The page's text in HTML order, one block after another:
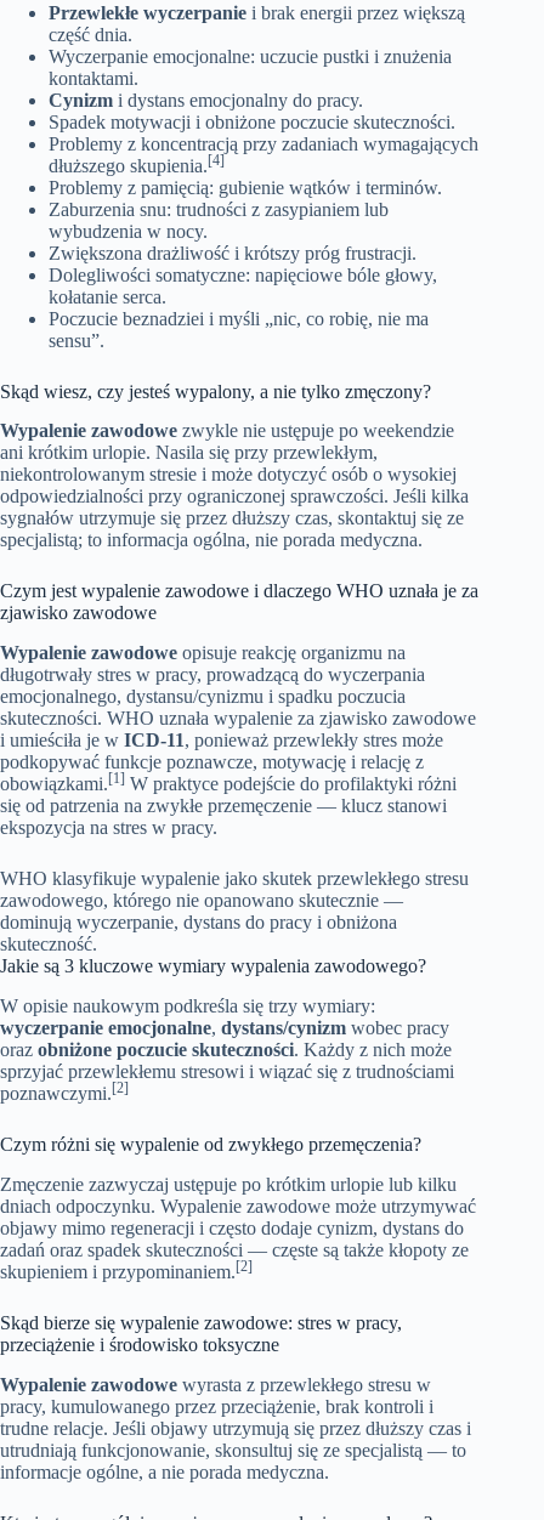
Przewlekłe wyczerpanie i brak energii przez większą
część dnia.
Wyczerpanie emocjonalne: uczucie pustki i znużenia
kontaktami.
Cynizm i dystans emocjonalny do pracy.
Spadek motywacji i obniżone poczucie skuteczności.
Problemy z koncentracją przy zadaniach wymagających
dłuższego skupienia.[4]
Problemy z pamięcią: gubienie wątków i terminów.
Zaburzenia snu: trudności z zasypianiem lub
wybudzenia w nocy.
Zwiększona drażliwość i krótszy próg frustracji.
Dolegliwości somatyczne: napięciowe bóle głowy,
kołatanie serca.
Poczucie beznadziei i myśli „nic, co robię, nie ma
sensu”.
Skąd wiesz, czy jesteś wypalony, a nie tylko zmęczony?
Wypalenie zawodowe zwykle nie ustępuje po weekendzie
ani krótkim urlopie. Nasila się przy przewlekłym,
niekontrolowanym stresie i może dotyczyć osób o wysokiej
odpowiedzialności przy ograniczonej sprawczości. Jeśli kilka
sygnałów utrzymuje się przez dłuższy czas, skontaktuj się ze
specjalistą; to informacja ogólna, nie porada medyczna.
Czym jest wypalenie zawodowe i dlaczego WHO uznała je za
zjawisko zawodowe
Wypalenie zawodowe opisuje reakcję organizmu na
długotrwały stres w pracy, prowadzącą do wyczerpania
emocjonalnego, dystansu/cynizmu i spadku poczucia
skuteczności. WHO uznała wypalenie za zjawisko zawodowe
i umieściła je w ICD‑11, ponieważ przewlekły stres może
podkopywać funkcje poznawcze, motywację i relację z
obowiązkami.[1] W praktyce podejście do profilaktyki różni
się od patrzenia na zwykłe przemęczenie — klucz stanowi
ekspozycja na stres w pracy.
WHO klasyfikuje wypalenie jako skutek przewlekłego stresu
zawodowego, którego nie opanowano skutecznie —
dominują wyczerpanie, dystans do pracy i obniżona
skuteczność.
Jakie są 3 kluczowe wymiary wypalenia zawodowego?
W opisie naukowym podkreśla się trzy wymiary:
wyczerpanie emocjonalne, dystans/cynizm wobec pracy
oraz obniżone poczucie skuteczności. Każdy z nich może
sprzyjać przewlekłemu stresowi i wiązać się z trudnościami
poznawczymi.[2]
Czym różni się wypalenie od zwykłego przemęczenia?
Zmęczenie zazwyczaj ustępuje po krótkim urlopie lub kilku
dniach odpoczynku. Wypalenie zawodowe może utrzymywać
objawy mimo regeneracji i często dodaje cynizm, dystans do
zadań oraz spadek skuteczności — częste są także kłopoty ze
skupieniem i przypominaniem.[2]
Skąd bierze się wypalenie zawodowe: stres w pracy,
przeciążenie i środowisko toksyczne
Wypalenie zawodowe wyrasta z przewlekłego stresu w
pracy, kumulowanego przez przeciążenie, brak kontroli i
trudne relacje. Jeśli objawy utrzymują się przez dłuższy czas i
utrudniają funkcjonowanie, skonsultuj się ze specjalistą — to
informacje ogólne, a nie porada medyczna.